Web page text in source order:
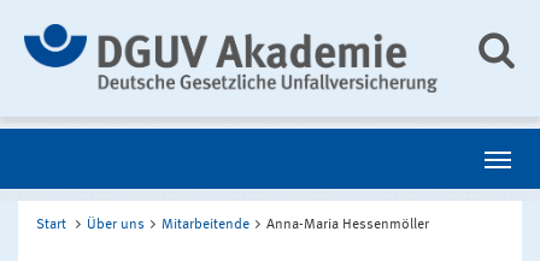
Start Über uns Mitarbeitende Anna-Maria Hessenmöller